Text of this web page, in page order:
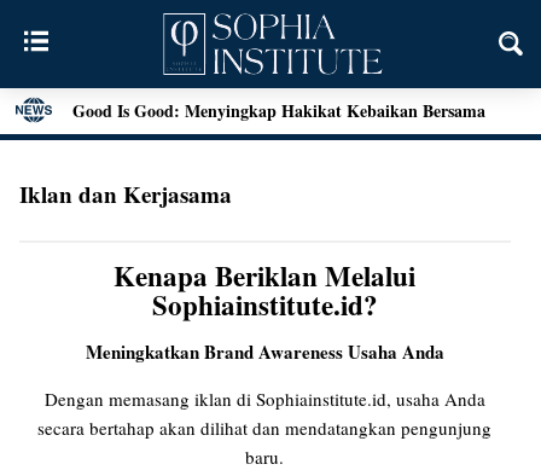
Good Is Good: Menyingkap Hakikat Kebaikan Bersama
George Edward Moore
Filsafat Eksistensial Mulla Sadra
dan Dialog Sains dalam Kegiatan Bedah Buku Palu
Henri Bergson: Vitalisme dan Intuisi
Momen Terakhir Plato
Locke dan Pertanyaan Seputar Identitas Diri
Augustine on Happiness and Time
Seni Menarik Kesimpulan ala Bertrand Russel
Iklan dan Kerjasama
Kenapa Beriklan Melalui
Sophiainstitute.id?
Meningkatkan Brand Awareness Usaha Anda
Dengan memasang iklan di Sophiainstitute.id, usaha Anda
secara bertahap akan dilihat dan mendatangkan pengunjung
baru.